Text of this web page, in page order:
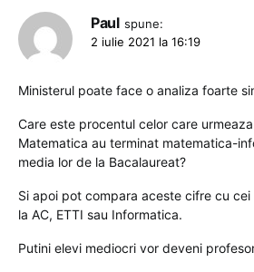
Paul spune:
2 iulie 2021 la 16:19
Ministerul poate face o analiza foarte
Care este procentul celor care
Matematica au terminat matematica-
media lor de la Bacalaureat?
Si apoi pot compara aceste cifre cu
la AC, ETTI sau Informatica.
Putini elevi mediocri vor deveni